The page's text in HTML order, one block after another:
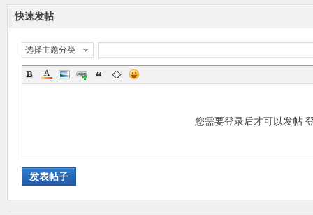
快速发帖
选择主题分类
您需要登录后才可以发帖
发表帖子